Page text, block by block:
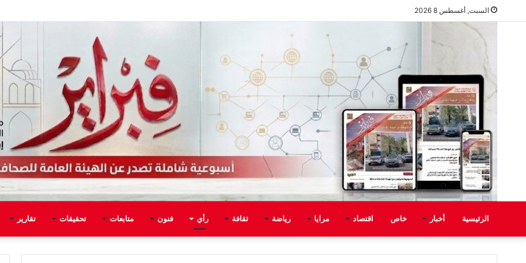
السبت, أغسطس 8 2026
الرئيسية أخبار خاص اقتصاد مرايا رياضة ثقافة رأي فنون متابعات تحقيقات تقارير